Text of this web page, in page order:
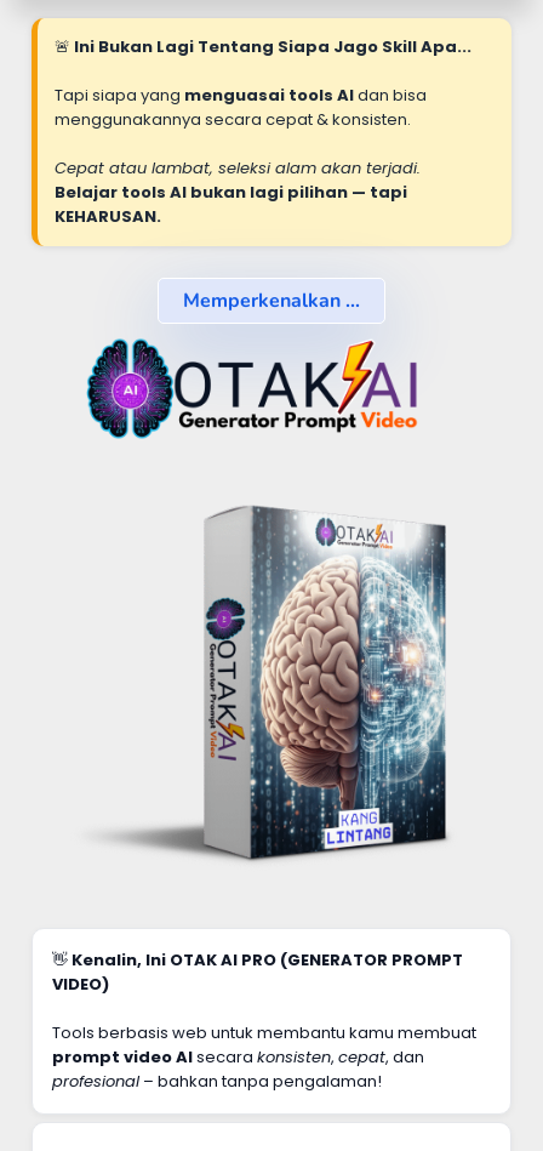
🚨 Ini Bukan Lagi Tentang Siapa Jago Skill Apa...
Tapi siapa yang menguasai tools AIdan bisa
menggunakannya secara cepat & konsisten.
Cepat atau lambat, seleksi alam akan terjadi.
Belajar tools AI bukan lagi pilihan — tapi
KEHARUSAN.
Memperkenalkan ...
👋 Kenalin, Ini OTAK AI PRO (GENERATOR PROMPT
VIDEO)
Tools berbasis web untuk membantu kamu membuat
prompt video AIsecara konsisten, cepat, dan
profesional– bahkan tanpa pengalaman!